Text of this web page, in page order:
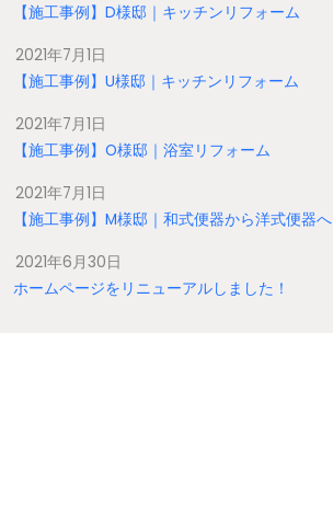
【施工事例】D様邸｜キッチンリフォーム
2021年7月1日
【施工事例】U様邸｜キッチンリフォーム
2021年7月1日
【施工事例】O様邸｜浴室リフォーム
2021年7月1日
【施工事例】M様邸｜和式便器から洋式便器へ
2021年6月30日
ホームページをリニューアルしました！